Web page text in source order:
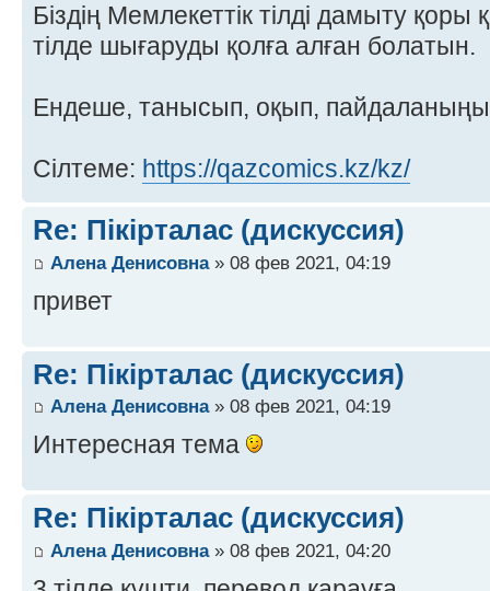
Біздің Мемлекеттік тілді дамыту қоры
тілде шығаруды қолға алған болатын.
Ендеше, танысып, оқып,
Сілтеме: https://qazcomics.kz/kz/
Re: Пікірталас (дискуссия)
Алена Денисовна» 08 фев 2021, 04:19
привет
Re: Пікірталас (дискуссия)
Алена Денисовна» 08 фев 2021, 04:19
Интересная тема
Re: Пікірталас (дискуссия)
Алена Денисовна» 08 фев 2021, 04:20